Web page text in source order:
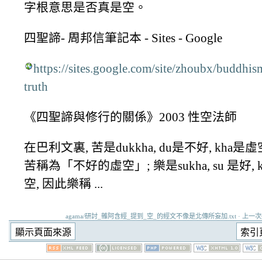
字根意思是否真是空。
四聖諦- 周邦信筆記本 - Sites - Google
https://sites.google.com/site/zhoubx/
truth
《四聖諦與修行的關係》2003 性空法師
在巴利文裏, 苦是dukkha, du是不好, kha是虛
苦稱為「不好的虛空」; 樂是sukha, su 是好,
空, 因此樂稱 ...
agama/研討_雜阿含經_提到_空_的經文不像是北傳所妄加.txt · 上一